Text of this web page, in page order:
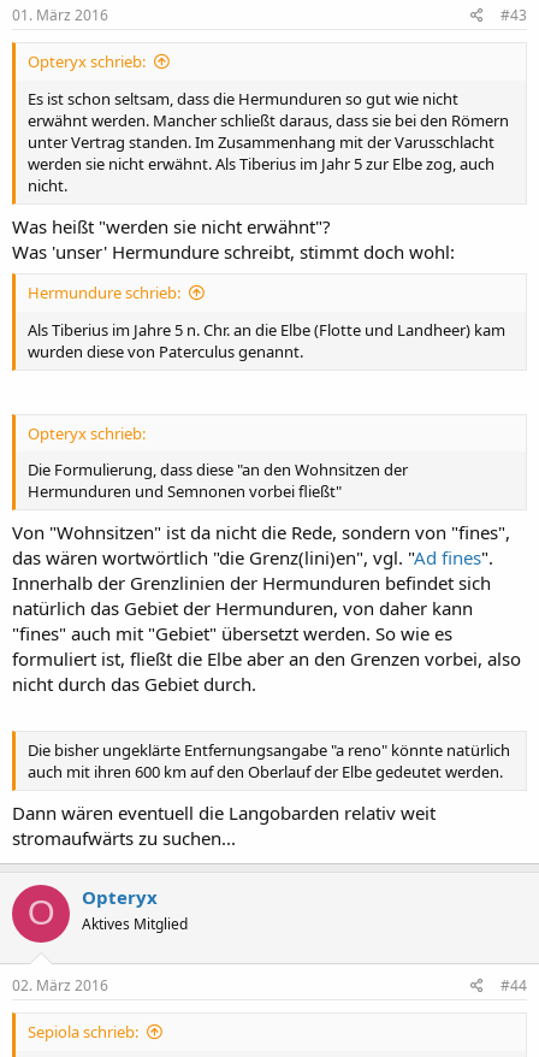
01. März 2016 #43
Opteryx schrieb:
Es ist schon seltsam, dass die Hermunduren so gut wie nicht
erwähnt werden. Mancher schließt daraus, dass sie bei den Römern
unter Vertrag standen. Im Zusammenhang mit der Varusschlacht
werden sie nicht erwähnt. Als Tiberius im Jahr 5 zur Elbe zog, auch
nicht.
Was heißt "werden sie nicht erwähnt"?
Was 'unser' Hermundure schreibt, stimmt doch wohl:
Hermundure schrieb:
Als Tiberius im Jahre 5 n. Chr. an die Elbe (Flotte und Landheer) kam
wurden diese von Paterculus genannt.
Opteryx schrieb:
Die Formulierung, dass diese "an den Wohnsitzen der
Hermunduren und Semnonen vorbei fließt"
Von "Wohnsitzen" ist da nicht die Rede, sondern von "fines",
das wären wortwörtlich "die Grenz(lini)en", vgl. "Ad fines".
Innerhalb der Grenzlinien der Hermunduren befindet sich
natürlich das Gebiet der Hermunduren, von daher kann
"fines" auch mit "Gebiet" übersetzt werden. So wie es
formuliert ist, fließt die Elbe aber an den Grenzen vorbei, also
nicht durch das Gebiet durch.
Die bisher ungeklärte Entfernungsangabe "a reno" könnte natürlich
auch mit ihren 600 km auf den Oberlauf der Elbe gedeutet werden.
Dann wären eventuell die Langobarden relativ weit
stromaufwärts zu suchen...
O Opteryx
Aktives Mitglied
02. März 2016 #44
Sepiola schrieb: